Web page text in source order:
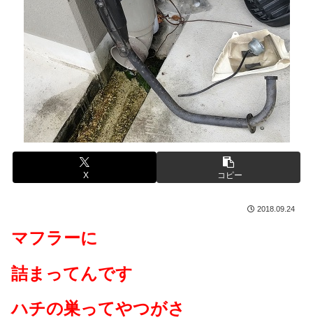
X コピー
2018.09.24
マフラーに
詰まってんです
ハチの巣ってやつがさ